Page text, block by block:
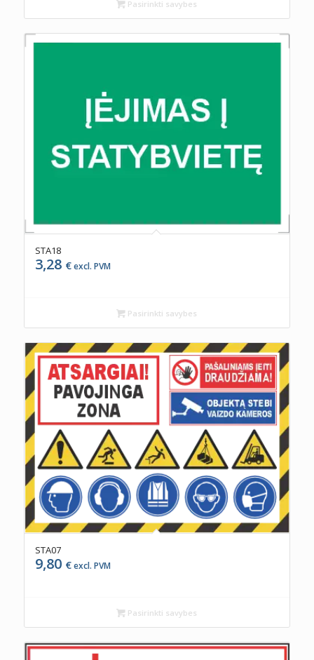
Pasirinkti savybes
STA18
3,28 €excl. PVM
Pasirinkti savybes
STA07
9,80 €excl. PVM
Pasirinkti savybes